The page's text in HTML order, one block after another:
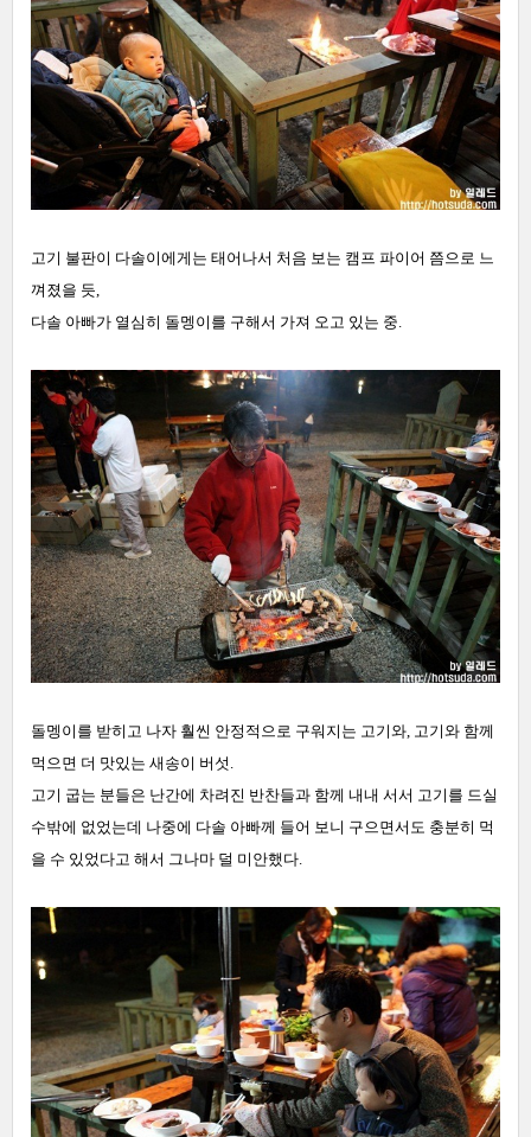
고기 불판이 다솔이에게는 태어나서 처음 보는 캠프 파이어 쯤으로 느
껴졌을 듯,
다솔 아빠가 열심히 돌멩이를 구해서 가져 오고 있는 중.
돌멩이를 받히고 나자 훨씬 안정적으로 구워지는 고기와, 고기와 함께
먹으면 더 맛있는 새송이 버섯.
고기 굽는 분들은 난간에 차려진 반찬들과 함께 내내 서서 고기를 드실
수밖에 없었는데 나중에 다솔 아빠께 들어 보니 구으면서도 충분히 먹
을 수 있었다고 해서 그나마 덜 미안했다.